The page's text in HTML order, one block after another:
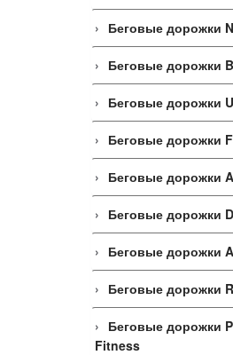
Беговые дорожки
Беговые дорожки
Беговые дорожки
Беговые дорожки
Беговые дорожки
Беговые дорожки
Беговые дорожки
Беговые дорожки
Беговые дорожки
Fitness